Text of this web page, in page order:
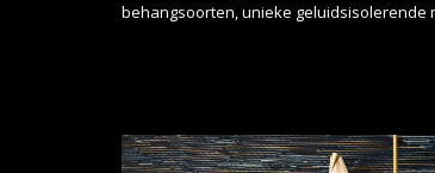
behangsoorten, unieke geluidsisolerende